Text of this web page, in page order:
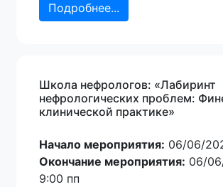
Подробнее...
Школа нефрологов: «Лабиринт
нефрологических проблем:
клинической практике»
Начало мероприятия: 06/06/
Окончание мероприятия: 06/
9:00 пп